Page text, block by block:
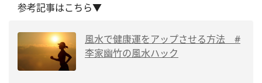
参考記事はこちら▼
風水で健康運をアップさせる方法 #
李家幽竹の風水ハック